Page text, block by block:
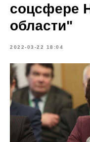
соцсфере
области"
2022-03-22 18:04